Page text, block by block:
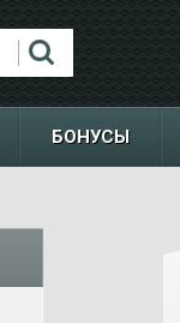
БОНУСЫ